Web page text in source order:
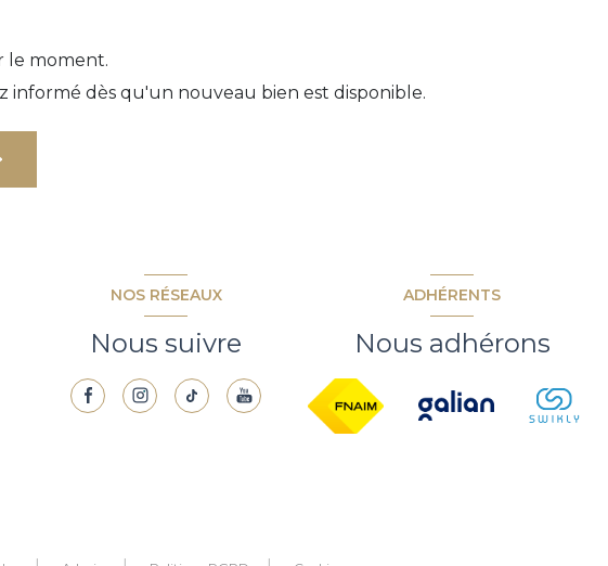
le moment.
informé dès qu'un nouveau bien est disponible.
NOS RÉSEAUX
Nous suivre
ADHÉRENTS
Nous adhérons